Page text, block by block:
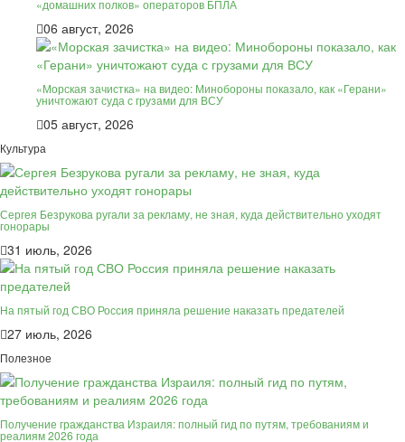
«домашних полков» операторов БПЛА
06 август, 2026
«Морская зачистка» на видео: Минобороны показало, как «Герани»
уничтожают суда с грузами для ВСУ
05 август, 2026
Культура
Сергея Безрукова ругали за рекламу, не зная, куда действительно уходят
гонорары
31 июль, 2026
На пятый год СВО Россия приняла решение наказать предателей
27 июль, 2026
Полезное
Получение гражданства Израиля: полный гид по путям, требованиям и
реалиям 2026 года